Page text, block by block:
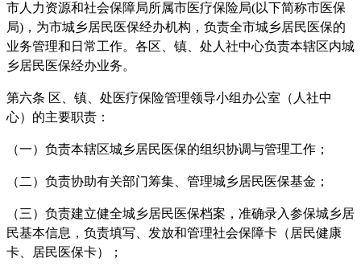
市人力资源和社会保障局所属市医疗保险局(以下简称市医保
局)，为市城乡居民医保经办机构，负责全市城乡居民医保的
业务管理和日常工作。各区、镇、处人社中心负责本辖区内城
乡居民医保经办业务。
第六条 区、镇、处医疗保险管理领导小组办公室（人社中
心）的主要职责：
（一）负责本辖区城乡居民医保的组织协调与管理工作；
（二）负责协助有关部门筹集、管理城乡居民医保基金；
（三）负责建立健全城乡居民医保档案，准确录入参保城乡居
民基本信息，负责填写、发放和管理社会保障卡（居民健康
卡、居民医保卡）；